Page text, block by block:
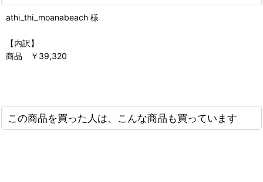
athi_thi_moanabeach 様
【内訳】
商品 ￥39,320
この商品を買った人は、こんな商品も買っています